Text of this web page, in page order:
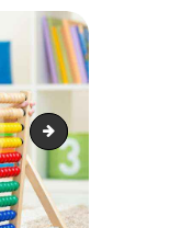
promo2